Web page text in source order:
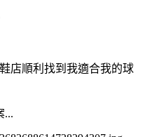
店順利找到我適合我的球
...